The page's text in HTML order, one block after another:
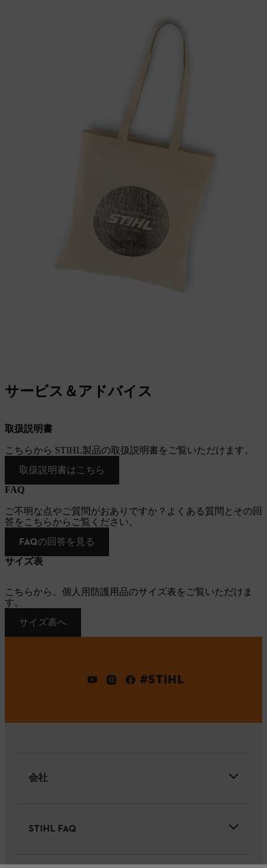
サービス＆アドバイス
取扱説明書
こちらから STIHL製品の取扱説明書をご覧いただけます。
取扱説明書はこちら
FAQ
ご不明な点やご質問がおありですか？よくある質問とその回
答をこちらからご覧ください。
FAQの回答を見る
サイズ表
こちらから、個人用防護用品のサイズ表をご覧いただけま
す。
サイズ表へ
#STIHL
会社
STIHL FAQ